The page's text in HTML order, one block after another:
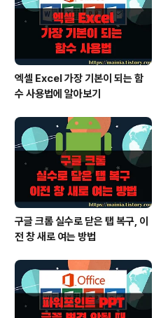
엑셀 Excel 가장 기본이 되는 함
수 사용법에 알아보기
구글 크롬 실수로 닫은 탭 복구, 이
전 창 새로 여는 방법